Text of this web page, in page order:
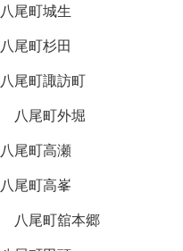
八尾町城生
八尾町杉田
八尾町諏訪町
八尾町外堀
八尾町高瀬
八尾町高峯
八尾町舘本郷